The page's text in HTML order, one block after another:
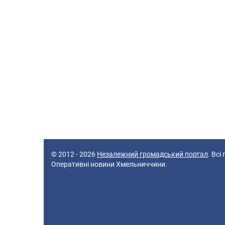
© 2012 - 2026 Незалежний громадський портал. Всі
Оперативні новини Хмельниччини.